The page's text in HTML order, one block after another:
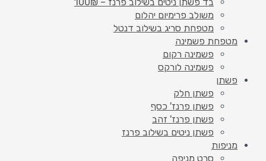
משולב פרימיום יהלום
מטפחת סריג בשילוב דנטל
מטפחת פשמינה
פשמינה רקום
פשמינה לורקס
פשתן
פשתן חלק
פשתן פרנז' כסף
פשתן פרנז' זהב
פשתן ניטים בשילוב פרנז
מניפות
סרט מניפה